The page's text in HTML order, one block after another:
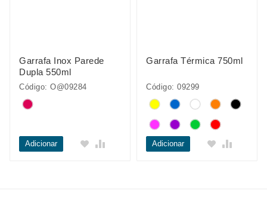
Garrafa Inox Parede
Dupla 550ml
Código: O@09284
Adicionar
Garrafa Térmica 750ml
Código: 09299
Adicionar